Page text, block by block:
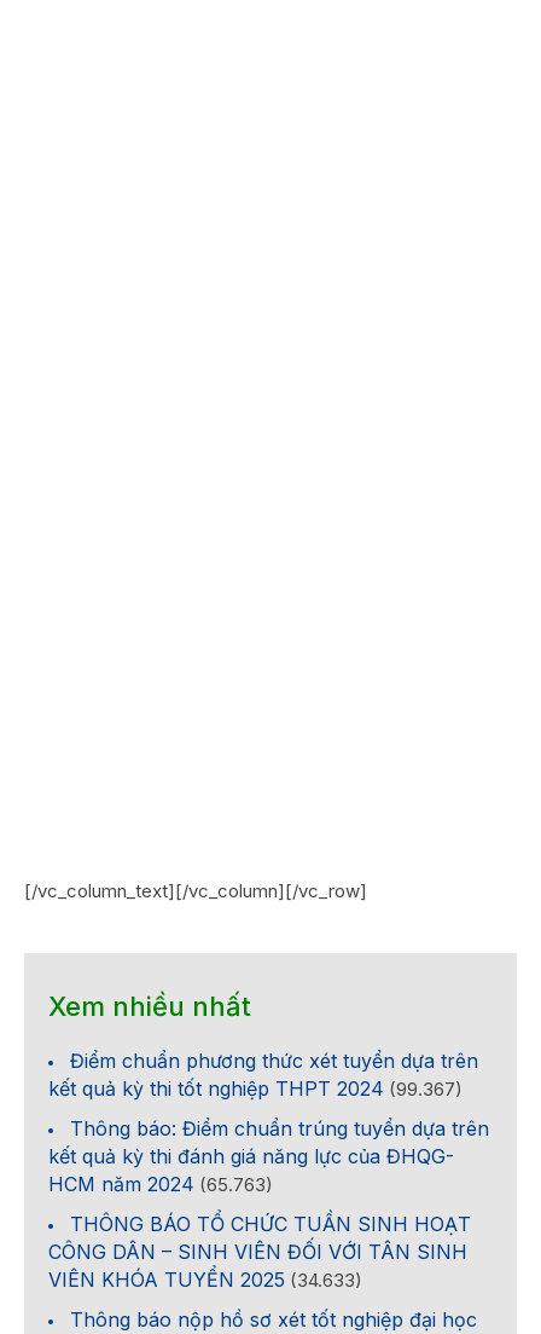
[/vc_column_text][/vc_column][/vc_row]
Xem nhiều nhất
Điểm chuẩn phương thức xét tuyển dựa trên
kết quả kỳ thi tốt nghiệp THPT 2024 (99.367)
Thông báo: Điểm chuẩn trúng tuyển dựa trên
kết quả kỳ thi đánh giá năng lực của ĐHQG-
HCM năm 2024 (65.763)
THÔNG BÁO TỔ CHỨC TUẦN SINH HOẠT
CÔNG DÂN – SINH VIÊN ĐỐI VỚI TÂN SINH
VIÊN KHÓA TUYỂN 2025 (34.633)
Thông báo nộp hồ sơ xét tốt nghiệp đại học